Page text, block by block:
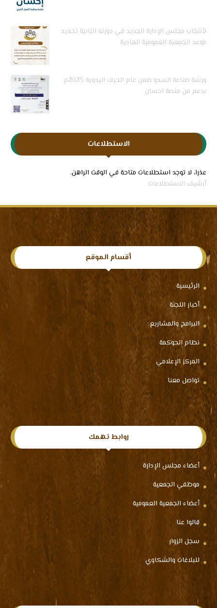
لأنتخاب مجلس الإدارة الجديد في دورته الثانية تحديد
موعد الجمعية العمومية العادية
ورشة صناعة السدو ضمن عام الحرف اليدوية 2025م
بدعم من منصة احسان
الاستطلاعات
عذرا، لا توجد استطلاعات متاحة في الوقت الراهن.
أرشيف الاستطلاعات
أقسام الموقع
الرئيسية
أخبار اللجنة
البرامج والمشاريع
نظام الحوكمة
المركز الإعلامي
تواصل معنا
روابط تهمك
أعضاء مجلس الإدارة
موظفي الجمعية
أعضاء الجمعية العمومية
قالوا عنا
سجل الزوار
للبلاغات والشكاوي